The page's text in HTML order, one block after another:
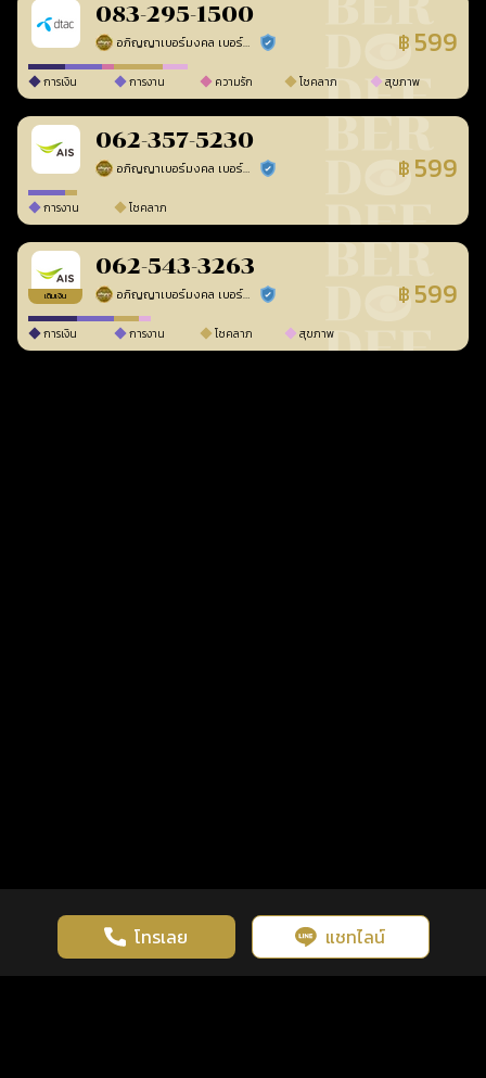
083-295-1500
อภิญญาเบอร์มงคล เบอร์สวยเลขศาสตร์ ร้านยืนยันแล้ว ฿ 599
การเงิน การงาน ความรัก โชคลาภ สุขภาพ
062-357-5230
อภิญญาเบอร์มงคล เบอร์สวยเลขศาสตร์ ร้านยืนยันแล้ว ฿ 599
การงาน โชคลาภ
เติมเงิน
062-543-3263
อภิญญาเบอร์มงคล เบอร์สวยเลขศาสตร์ ร้านยืนยันแล้ว ฿ 599
การเงิน การงาน โชคลาภ สุขภาพ
โทรเลย แชทไลน์
เว็บไซต์นี้มีการใช้งานคุกกี้ เพื่อเพิ่มประสิทธิภาพและประสบการณ์ที่ดี
ในการใช้งานเว็บไซต์ นโยบายความเป็นส่วนตัว
รู้ก่อน พร้อมกว่า ทุกจังหวะชีวิต คลิกดูดวงฟรี